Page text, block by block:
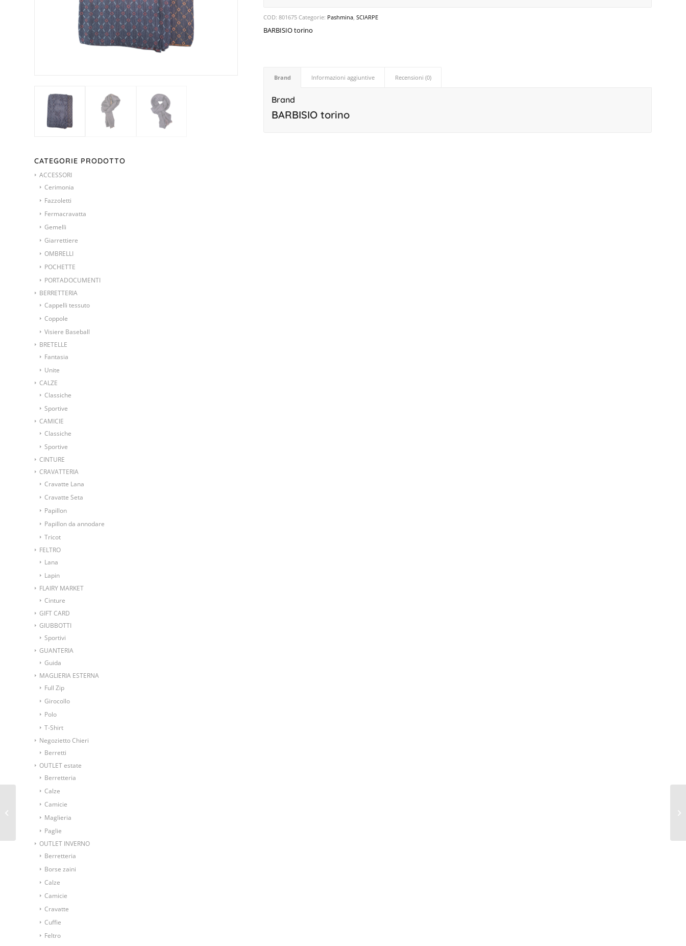
CATEGORIE PRODOTTO
ACCESSORI
Cerimonia
Fazzoletti
Fermacravatta
Gemelli
Giarrettiere
OMBRELLI
POCHETTE
PORTADOCUMENTI
BERRETTERIA
Cappelli tessuto
Coppole
Visiere Baseball
BRETELLE
Fantasia
Unite
CALZE
Classiche
Sportive
CAMICIE
Classiche
Sportive
CINTURE
CRAVATTERIA
Cravatte Lana
Cravatte Seta
Papillon
Papillon da annodare
Tricot
FELTRO
Lana
Lapin
FLAIRY MARKET
Cinture
GIFT CARD
GIUBBOTTI
Sportivi
GUANTERIA
Guida
MAGLIERIA ESTERNA
Full Zip
Girocollo
Polo
T-Shirt
Negozietto Chieri
Berretti
OUTLET estate
Berretteria
Calze
Camicie
Maglieria
Paglie
OUTLET INVERNO
Berretteria
Borse zaini
Calze
Camicie
Cravatte
Cuffie
Feltro
COD:801675 Categorie: Pashmina,SCIARPE
BARBISIO torino
Brand Informazioni aggiuntive Recensioni (0)
Brand
BARBISIO torino
Papillon annodato